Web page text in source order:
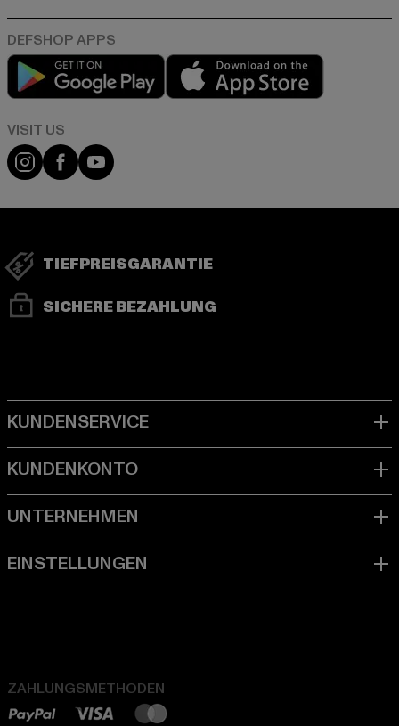
Play market
Visit our Instagram page:
Visit our Facebook page:
Visit our YouTube channel:
TIEFPREISGARANTIE
SICHERE BEZAHLUNG
ZAHLUNGSMETHODEN